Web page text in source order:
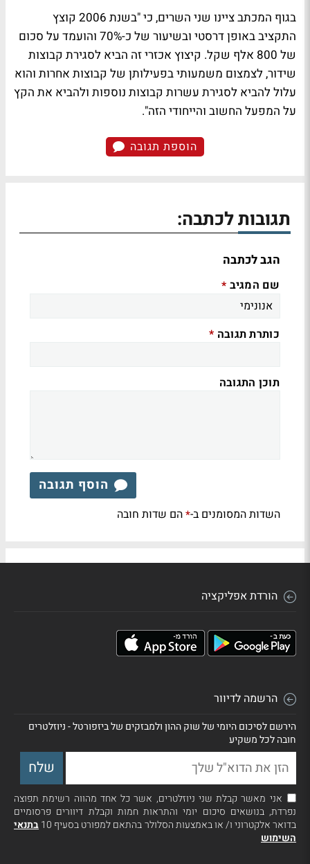
בגוף המכתב ציינו שני השרים, כי "בשנת 2006 קוצץ
התקציב באופן דרסטי ובשיעור של כ-70% והועמד על סכום
של 800 אלף שקל. קיצוץ אכזרי זה הביא לסגירת קבוצות
שידור, לצמצום משמעותי בפעילותן של קבוצות אחרות והוא
עלול להביא לסגירת עשרות קבוצות נוספות ולהביא את הקץ
על המפעל החשוב והייחודי הזה".
הוספת תגובה
תגובות לכתבה:
הגב לכתבה
שם המגיב *
כותרת תגובה *
תוכן התגובה
הוסף תגובה
השדות המסומנים ב-*הם שדות חובה
הורדת אפליקציה
הרשמה לדיוור
הירשם לסיכום היומי של שוק ההון ולמבזקים של ביזפורטל - ניוזלטרים
חובה לכל משקיע
אני מאשר קבלת שני ניוזלטרים, אשר כל אחד מהווה רשימת תפוצה
נפרדת, בנושאים סיכום יומי והתראות חמות וקבלת דיוורים פרסומיים
בדואר אלקטרוני ו/ או באמצעות הסלולר בהתאם למפורט בסעיף 10
בתנאי
השימוש